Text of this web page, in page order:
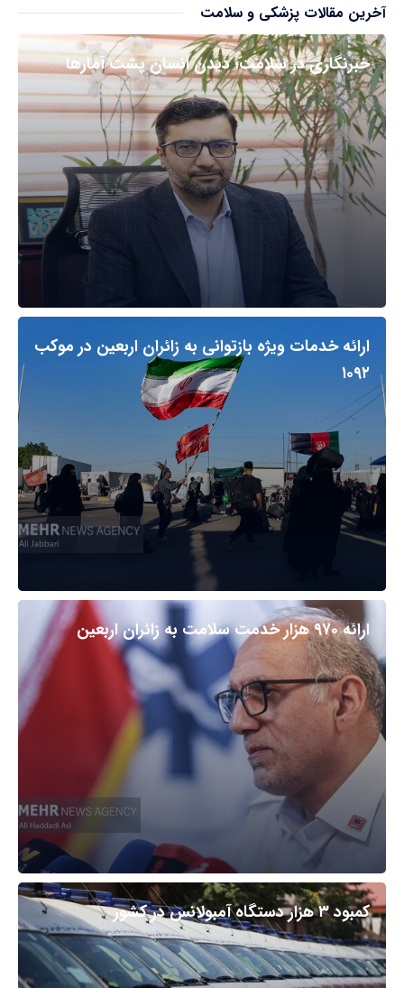
آخرین مقالات پزشکی و سلامت
خبرنگاری در سلامت؛ دیدن انسان پشت آمارها
ارائه خدمات ویژه بازتوانی به زائران اربعین در موکب
۱۰۹۲
ارائه ۹۷۰ هزار خدمت سلامت به زائران اربعین
کمبود ۳ هزار دستگاه آمبولانس در کشور